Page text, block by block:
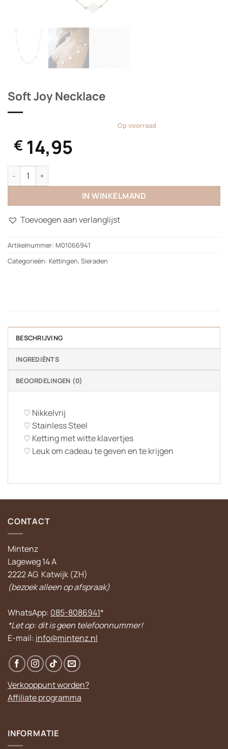
Soft Joy Necklace
€ 14,95
Op voorraad
Soft Joy Necklace aantal
IN WINKELMAND
Toevoegen aan verlanglijst
Artikelnummer: M01066941
Categorieën: Kettingen, Sieraden
BESCHRIJVING
INGREDIËNTS
BEOORDELINGEN (0)
♡ Nikkelvrij
♡ Stainless Steel
♡ Ketting met witte klavertjes
♡ Leuk om cadeau te geven en te krijgen
CONTACT
Mintenz
Lageweg 14 A
2222 AG Katwijk (ZH)
(bezoek alleen op afspraak)
WhatsApp: 085-8086941*
*Let op: dit is geen telefoonnummer!
E-mail: info@mintenz.nl
Verkooppunt worden?
Affiliate programma
INFORMATIE